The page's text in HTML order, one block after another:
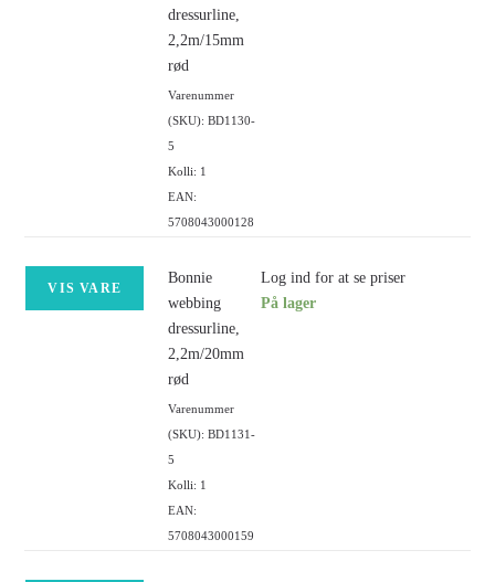
dressurline,
2,2m/15mm
rød
Varenummer
(SKU): BD1130-
5
Kolli: 1
EAN:
5708043000128
VIS VARE
Bonnie
webbing
dressurline,
2,2m/20mm
rød
Varenummer
(SKU): BD1131-
5
Kolli: 1
EAN:
5708043000159
Log ind for at se priser
På lager